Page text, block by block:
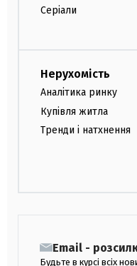
Серіали
Нерухомість
Аналітика ринку
Купівля житла
Тренди і натхнення
Email -
Будьте в курсі всіх